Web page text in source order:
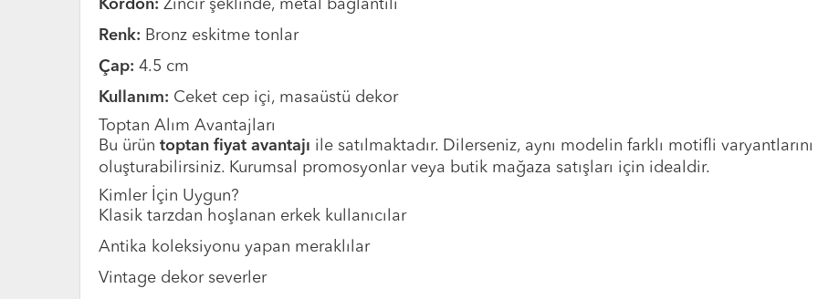
Kordon: Zincir şeklinde, metal bağlantılı
Renk: Bronz eskitme tonlar
Çap: 4.5 cm
Kullanım: Ceket cep içi, masaüstü dekor
Toptan Alım Avantajları
Bu ürün toptan fiyat avantajı ile satılmaktadır. Dilerseniz, aynı modelin farklı motifli
oluşturabilirsiniz. Kurumsal promosyonlar veya butik mağaza satışları için idealdir.
Kimler İçin Uygun?
Klasik tarzdan hoşlanan erkek kullanıcılar
Antika koleksiyonu yapan meraklılar
Vintage dekor severler